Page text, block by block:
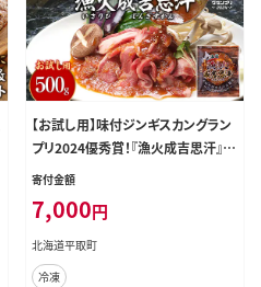
【お試し用】味付ジンギスカングラン
プリ2024優秀賞！『漁火成吉思汗』50
0g BRTI012
寄付金額
7,000円
北海道平取町
冷凍